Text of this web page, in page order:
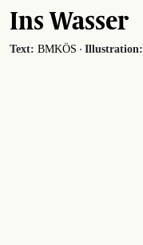
Ins Wasser
Text: BMKÖS · Illustration: